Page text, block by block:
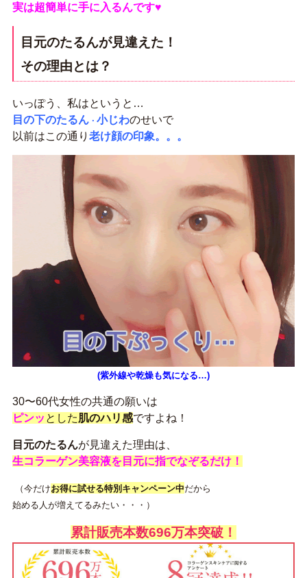
実は超簡単に手に入るんです♥
目元のたるんが見違えた！
その理由とは？
いっぽう、私はというと…
目の下のたるん・ 小じわのせいで
以前はこの通り 老け顔の印象。。。
(紫外線や乾燥も気になる…)
30〜60代女性の共通の願いは
ピンッ とした肌のハリ感ですよね！
目元のたるんが見違えた理由は、
生コラーゲン美容液を目元に指でなぞるだけ！
（今だけお得に試せる特別キャンペーン中だから
始める人が増えてるみたい・・・）
累計販売本数696万本突破！